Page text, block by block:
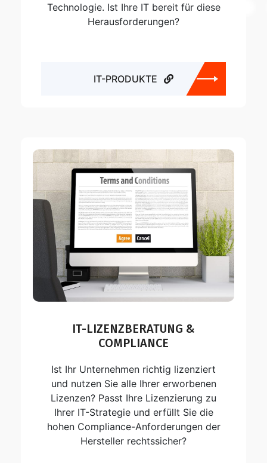
Technologie. Ist Ihre IT bereit für diese
Herausforderungen?
IT-PRODUKTE
IT-LIZENZBERATUNG &
COMPLIANCE
Ist Ihr Unternehmen richtig lizenziert
und nutzen Sie alle Ihrer erworbenen
Lizenzen? Passt Ihre Lizenzierung zu
Ihrer IT-Strategie und erfüllt Sie die
hohen Compliance-Anforderungen der
Hersteller rechtssicher?